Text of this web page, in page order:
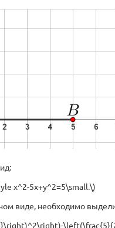
x^2-5x+y^2=5\small.\)
виде, необходимо